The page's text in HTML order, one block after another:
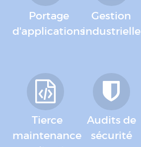
Portage
d'applications
Gestion
industrielle
Tierce
maintenance
Audits de
sécurité